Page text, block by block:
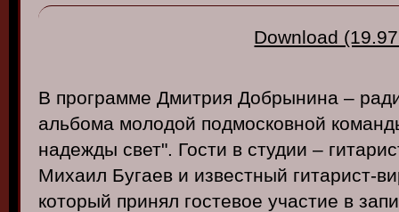
Download
В программе Дмитрия Добрынина –
альбома молодой подмосковной
надежды свет". Гости в студии –
Михаил Бугаев и известный гитарист-в
который принял гостевое участие в